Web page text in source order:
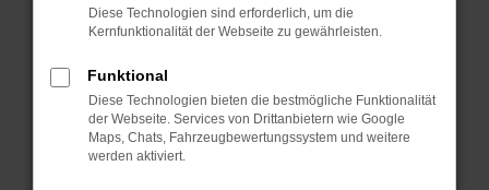
Beim Laden ist ein Fehler aufgetreten.
Hier sind ein paar Tipps, die dir helfen können:
Überprüfe deine Firewall und deine
Internetverbindung.
Laden andere Webseiten, zum Beispiel deine
Suchmaschine?
Diese Technologien sind erforderlich, um die
Kernfunktionalität der Webseite zu gewährleisten.
Funktional
Diese Technologien bieten die bestmögliche Funktionalität
der Webseite. Services von Drittanbietern wie Google
Maps, Chats, Fahrzeugbewertungssystem und weitere
werden aktiviert.